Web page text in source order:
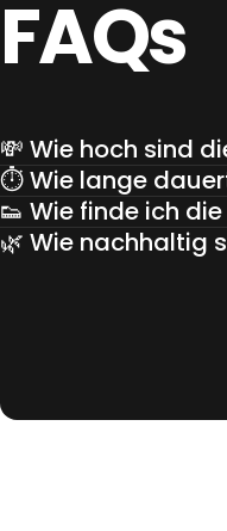
FAQs
💸 Wie hoch sind
⏱️ Wie lange
👟 Wie finde ich
🌿 Wie nachhaltig